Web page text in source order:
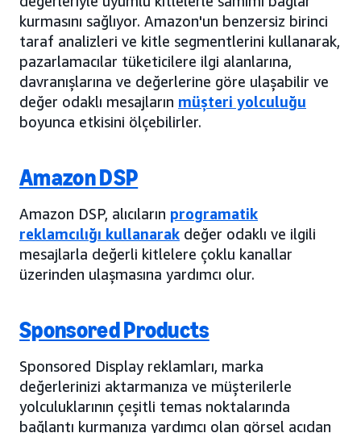
kurmasını sağlıyor. Amazon'un benzersiz birinci
taraf analizleri ve kitle segmentlerini kullanarak,
pazarlamacılar tüketicilere ilgi alanlarına,
davranışlarına ve değerlerine göre ulaşabilir ve
değer odaklı mesajların müşteri yolculuğu
boyunca etkisini ölçebilirler.
Amazon DSP
Amazon DSP, alıcıların programatik
reklamcılığı kullanarak değer odaklı ve ilgili
mesajlarla değerli kitlelere çoklu kanallar
üzerinden ulaşmasına yardımcı olur.
Sponsored Products
Sponsored Display reklamları, marka
değerlerinizi aktarmanıza ve müşterilerle
yolculuklarının çeşitli temas noktalarında
bağlantı kurmanıza yardımcı olan görsel açıdan